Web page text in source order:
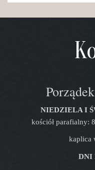
NIEDZIELA I
kościół parafialny:
kaplica
DNI